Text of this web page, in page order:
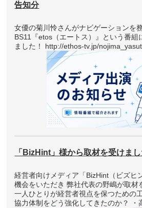
告知分
女優の菊川怜さんがナビゲーションを務
BS11『etos（エートス）』という番組
ました！ http://ethos-tv.jp/
「BizHint」様から取材を受けまし
経営者向けメディア「BizHint（ビズヒ
機会をいただき 弊社代表の野嶋が取材
一人ひとりが経営者視点を保つための
協力体制をどう強化してきたのか？ ・